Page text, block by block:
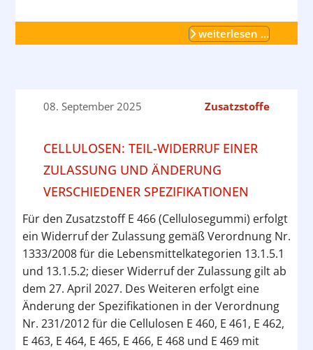
weiterlesen …
08. September 2025 Zusatzstoffe
CELLULOSEN: TEIL-WIDERRUF EINER
ZULASSUNG UND ÄNDERUNG
VERSCHIEDENER SPEZIFIKATIONEN
Für den Zusatzstoff E 466 (Cellulosegummi) erfolgt
ein Widerruf der Zulassung gemäß Verordnung Nr.
1333/2008 für die Lebensmittelkategorien 13.1.5.1
und 13.1.5.2; dieser Widerruf der Zulassung gilt ab
dem 27. April 2027. Des Weiteren erfolgt eine
Änderung der Spezifikationen in der Verordnung
Nr. 231/2012 für die Cellulosen E 460, E 461, E 462,
E 463, E 464, E 465, E 466, E 468 und E 469 mit